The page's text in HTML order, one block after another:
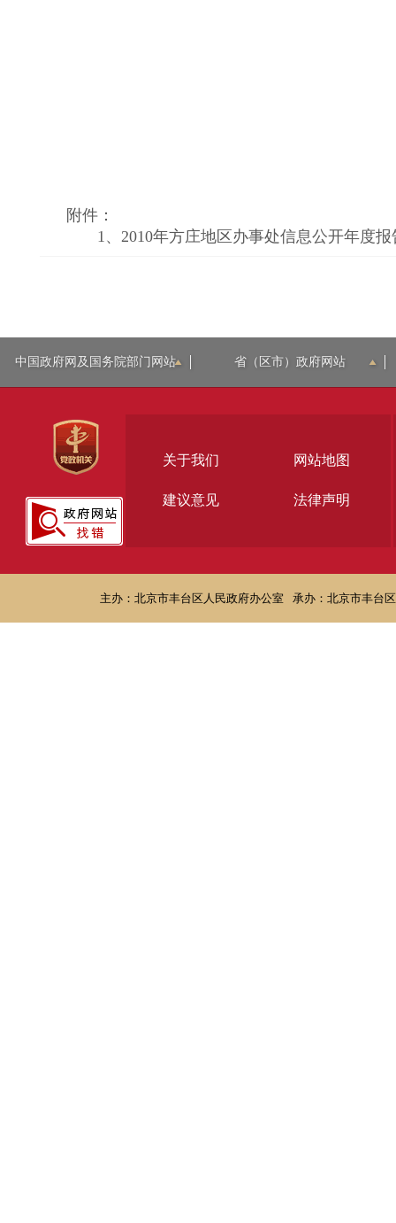
附件：
1、 2010年方庄地区办事处信息公开年度报
中国政府网及国务院部门网站 省（区市）政府网站
关于我们 网站地图
建议意见 法律声明
主办：北京市丰台区人民政府办公室 承办：北京市丰台